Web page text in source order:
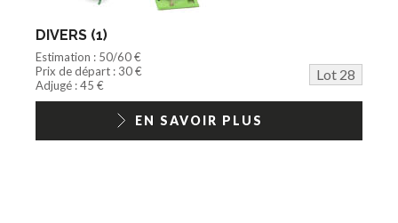
DIVERS (1)
Estimation : 50/60 €
Prix de départ : 30 €
Lot 28
Adjugé : 45 €
EN SAVOIR PLUS